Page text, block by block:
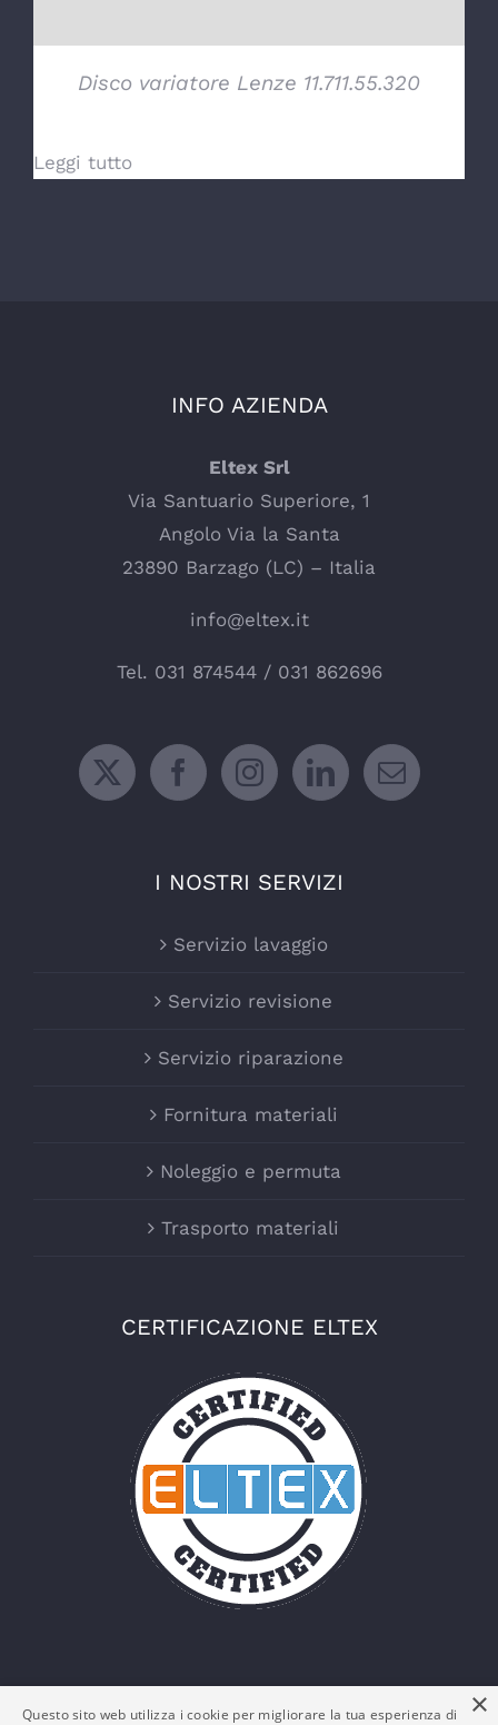
Disco variatore Lenze 11.711.55.320
Leggi tutto
INFO AZIENDA
Eltex Srl
Via Santuario Superiore, 1
Angolo Via la Santa
23890 Barzago (LC) – Italia
info@eltex.it
Tel. 031 874544/ 031 862696
I NOSTRI SERVIZI
Servizio lavaggio
Servizio revisione
Servizio riparazione
Fornitura materiali
Noleggio e permuta
Trasporto materiali
CERTIFICAZIONE ELTEX
×
Questo sito web utilizza i cookie per migliorare la tua esperienza di